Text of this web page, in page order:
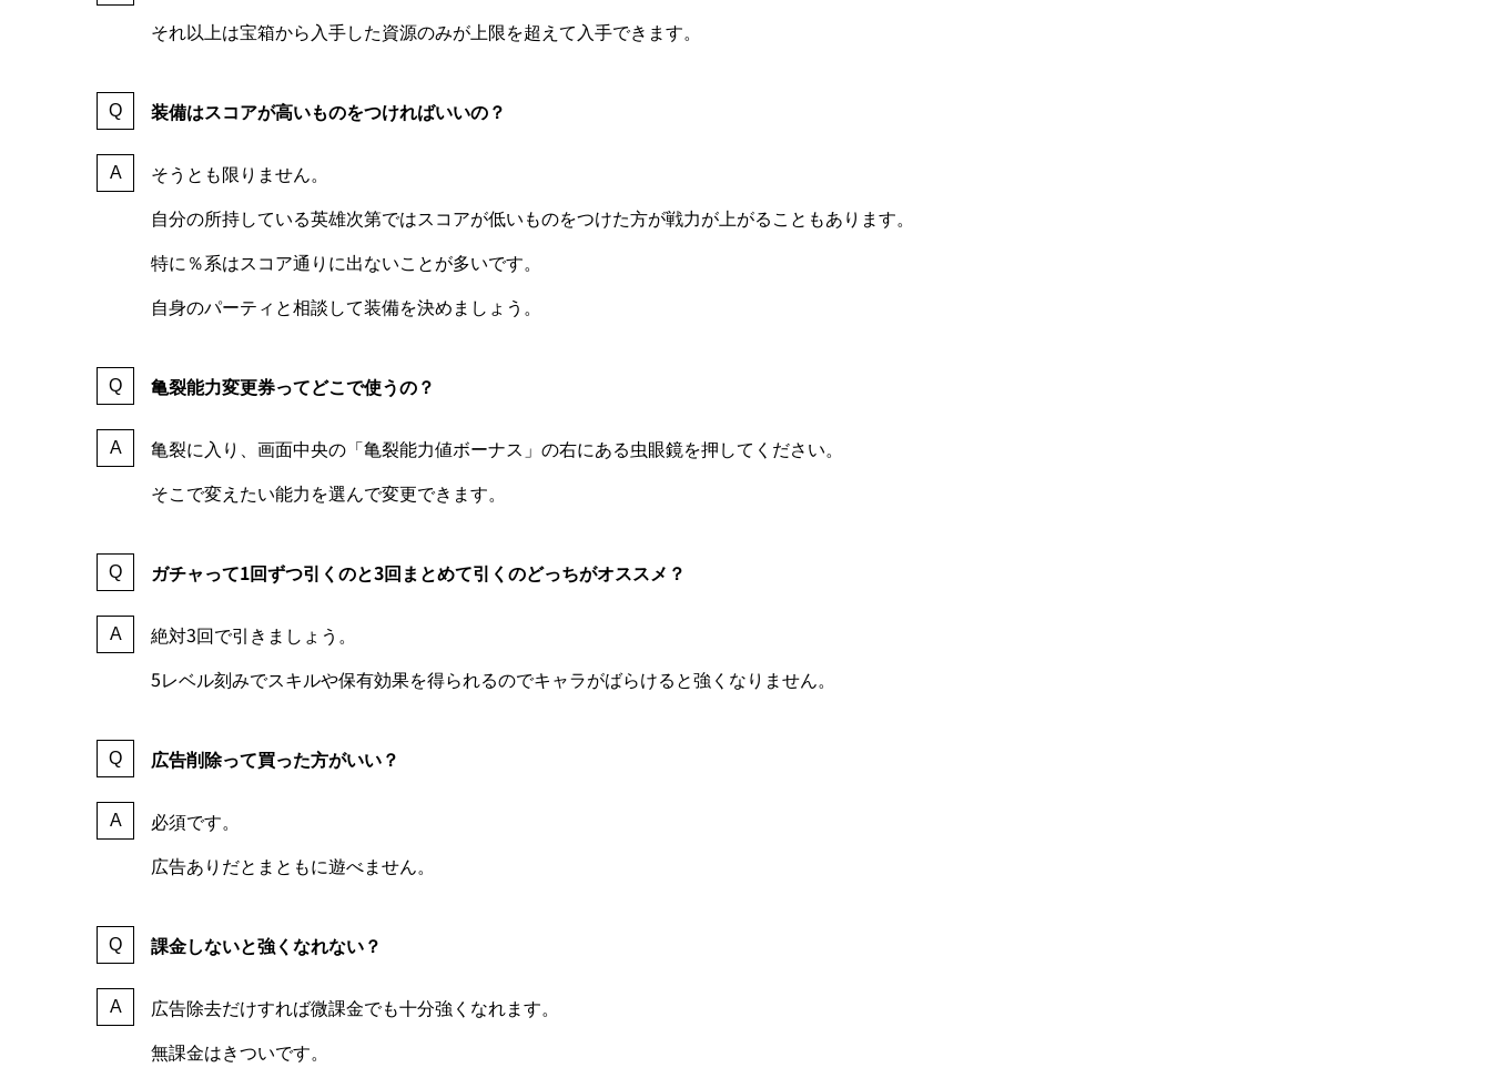
それ以上は宝箱から入手した資源のみが上限を超えて入手できます。
装備はスコアが高いものをつければいいの？
そうとも限りません。
自分の所持している英雄次第ではスコアが低いものをつけた方が戦力が上がることもあります。
特に％系はスコア通りに出ないことが多いです。
自身のパーティと相談して装備を決めましょう。
亀裂能力変更券ってどこで使うの？
亀裂に入り、画面中央の「亀裂能力値ボーナス」の右にある虫眼鏡を押してください。
そこで変えたい能力を選んで変更できます。
ガチャって1回ずつ引くのと3回まとめて引くのどっちがオススメ？
絶対3回で引きましょう。
5レベル刻みでスキルや保有効果を得られるのでキャラがばらけると強くなりません。
広告削除って買った方がいい？
必須です。
広告ありだとまともに遊べません。
課金しないと強くなれない？
広告除去だけすれば微課金でも十分強くなれます。
無課金はきついです。